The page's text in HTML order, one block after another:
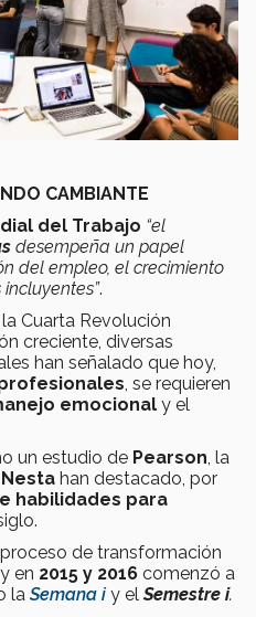
CAMBIANTE
del Trabajo “el
desempeña un papel
del empleo, el crecimiento
.
Cuarta Revolución
creciente, diversas
han señalado que hoy,
, se requieren
emocional y el
un estudio de Pearson, la
Nesta han destacado, por
habilidades para
de transformación
y en 2015 y 2016 comenzó a
la Semana i y elSemestre i.